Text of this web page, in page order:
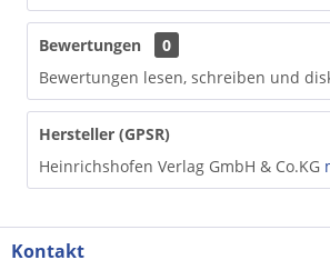
Bewertungen
0
Bewertungen lesen, schreiben und
Hersteller (GPSR)
Heinrichshofen Verlag GmbH & Co.KG
Kontakt